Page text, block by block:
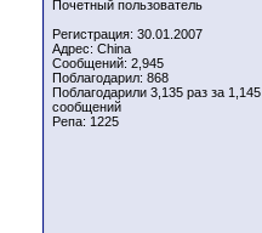
Почетный пользователь
Регистрация: 30.01.2007
Адрес: China
Сообщений: 2,945
Поблагодарил: 868
Поблагодарили 3,135 раз за 1,145
сообщений
Репа: 1225